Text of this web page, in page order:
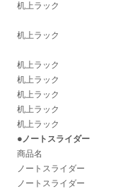
机上ラック
机上ラック
机上ラック
机上ラック
机上ラック
机上ラック
机上ラック
●ノートスライダー
商品名
ノートスライダー
ノートスライダー